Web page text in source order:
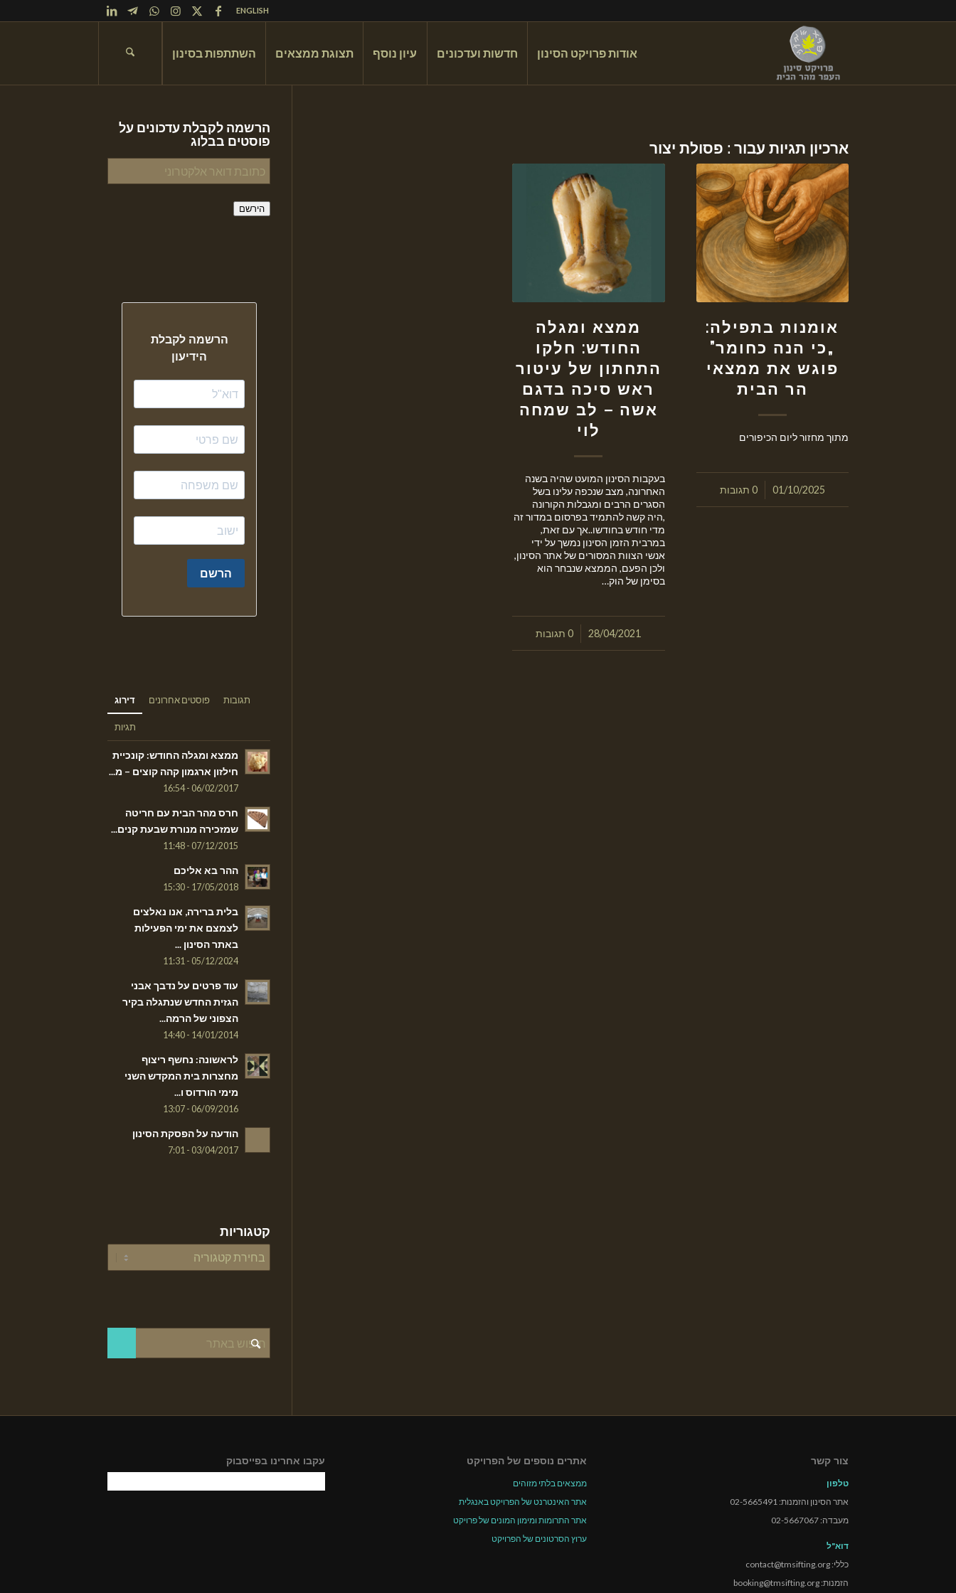
ENGLISH
אודות פרויקט הסינון חדשות ועדכונים עיון נוסף תצוגת ממצאים השתתפות בסינון
ארכיון תגיות עבור : פסולת יצור
אומנות בתפילה:
„כי הנה כחומר”
פוגש את ממצאי
הר הבית
מתוך מחזור ליום הכיפורים
01/10/2025
/ 0 תגובות
ממצא ומגלה
החודש: חלקו
התחתון של עיטור
ראש סיכה בדגם
אשה – לב שמחה
לוי
בעקבות הסינון המועט שהיה בשנה
האחרונה, מצב שנכפה עלינו בשל
הסגרים הרבים ומגבלות הקורונה
,היה קשה להתמיד בפרסום במדור זה
מדי חודש בחודשו..אך עם זאת,
במרבית הזמן הסינון נמשך על ידי
אנשי הצוות המסורים של אתר הסינון,
ולכן הפעם, הממצא שנבחר הוא
בסימן של הוק…
28/04/2021
/ 0 תגובות
הרשמה לקבלת עדכונים על
פוסטים בבלוג
כתובת
דואר
אלקטרוני
הירשם
דירוג פוסטים אחרונים תגובות
תגיות
ממצא ומגלה החודש: קונכיית
חילזון ארגמון קהה קוצים – מ...
06/02/2017 - 16:54
חרס מהר הבית עם חריטה
שמזכירה מנורת שבעת קנים...
07/12/2015 - 11:48
ההר בא אליכם
17/05/2018 - 15:30
בלית ברירה, אנו נאלצים
לצמצם את ימי הפעילות
באתר הסינון ...
05/12/2024 - 11:31
עוד פרטים על נדבך אבני
הגזית החדש שנתגלה בקיר
הצפוני של הרמה...
14/01/2014 - 14:40
לראשונה: נחשף ריצוף
מחצרות בית המקדש השני
מימי הורדוס ו...
06/09/2016 - 13:07
הודעה על הפסקת הסינון
03/04/2017 - 7:01
קטגוריות
קטגוריות
צור קשר
טלפון
אתר הסינון והזמנות: 02-5665491
מעבדה: 02-5667067
דוא"ל
כללי: contact@tmsifting.org
הזמנות: booking@tmsifting.org
אתרים נוספים של הפרויקט
ממצאים בלתי מזוהים
אתר האינטרנט של הפרויקט באנגלית
אתר התרומות ומימון המונים של פרויקט
ערוץ הסרטונים של הפרויקט
עקבו אחרינו בפייסבוק